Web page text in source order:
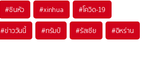
#ซินหัว #xinhua #โควิด-19
#ข่าววันนี้ #ทรัมป์ #รัสเซีย #อิหร่าน